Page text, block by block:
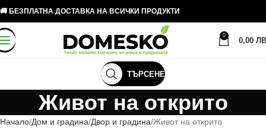
🚚 БЕЗПЛАТНА ДОСТАВКА НА ВСИЧКИ ПРОДУКТИ
0
0,00
ТЪРСЕНЕ
Живот на открито
Начало Дом и градина Двор и градина Живот на открито